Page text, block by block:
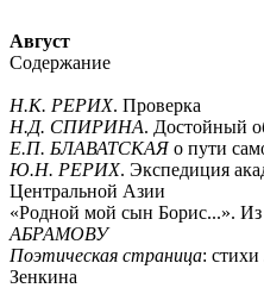
Август
Содержание
Н.К. РЕРИХ. Проверка
Н.Д. СПИРИНА. Достойный
Е.П. БЛАВАТСКАЯ о пути
Ю.Н. РЕРИХ. Экспедиция
Центральной Азии
«Родной мой сын Борис...».
АБРАМОВУ
Поэтическая страница:
Зенкина